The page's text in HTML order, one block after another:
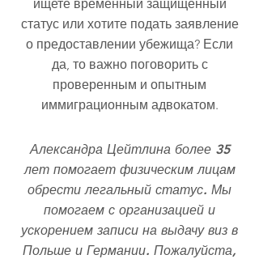
ищете временный защищенный
статус или хотите подать заявление
о предоставлении убежища? Если
да, то важно поговорить с
проверенным и опытным
иммиграционным адвокатом.
Александра Цейтлина более 35
лет помогает физическим лицам
обрести легальный статус. Мы
помогаем с организацией и
ускорением записи на выдачу виз в
Польше и Германии. Пожалуйста,